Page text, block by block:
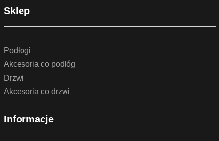
Sklep
Podłogi
Akcesoria do podłóg
Drzwi
Akcesoria do drzwi
Informacje